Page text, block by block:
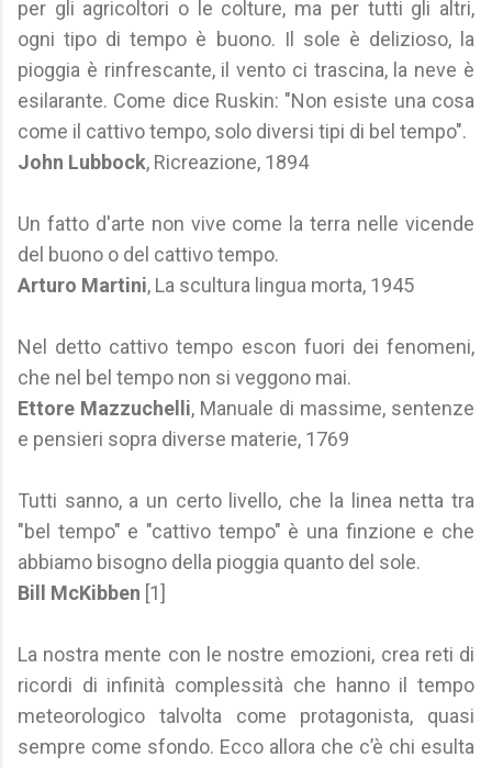
per gli agricoltori o le colture, ma per tutti gli altri,
ogni tipo di tempo è buono. Il sole è delizioso, la
pioggia è rinfrescante, il vento ci trascina, la neve è
esilarante. Come dice Ruskin: "Non esiste una cosa
come il cattivo tempo, solo diversi tipi di bel tempo".
John Lubbock, Ricreazione, 1894
Un fatto d'arte non vive come la terra nelle vicende
del buono o del cattivo tempo.
Arturo Martini, La scultura lingua morta, 1945
Nel detto cattivo tempo escon fuori dei fenomeni,
che nel bel tempo non si veggono mai.
Ettore Mazzuchelli, Manuale di massime, sentenze
e pensieri sopra diverse materie, 1769
Tutti sanno, a un certo livello, che la linea netta tra
"bel tempo" e "cattivo tempo" è una finzione e che
abbiamo bisogno della pioggia quanto del sole.
Bill McKibben [1]
La nostra mente con le nostre emozioni, crea reti di
ricordi di infinità complessità che hanno il tempo
meteorologico talvolta come protagonista, quasi
sempre come sfondo. Ecco allora che c’è chi esulta